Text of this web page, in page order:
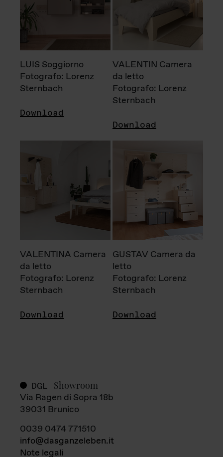
LUIS Soggiorno
Fotografo: Lorenz
Sternbach
Download
VALENTIN Camera
da letto
Fotografo: Lorenz
Sternbach
Download
VALENTINA Camera
da letto
Fotografo: Lorenz
Sternbach
Download
GUSTAV Camera da
letto
Fotografo: Lorenz
Sternbach
Download
DGL Showroom
Via Ragen di Sopra 18b
39031 Brunico
0039 0474 771510
info@dasganzeleben.it
Note legali